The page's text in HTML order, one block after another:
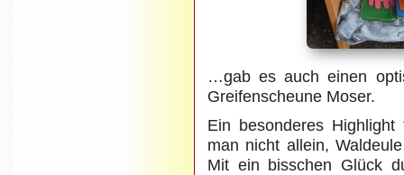
…gab es auch einen
Greifenscheune Moser.
Ein besonderes
man nicht allein,
Mit ein bisschen Glück